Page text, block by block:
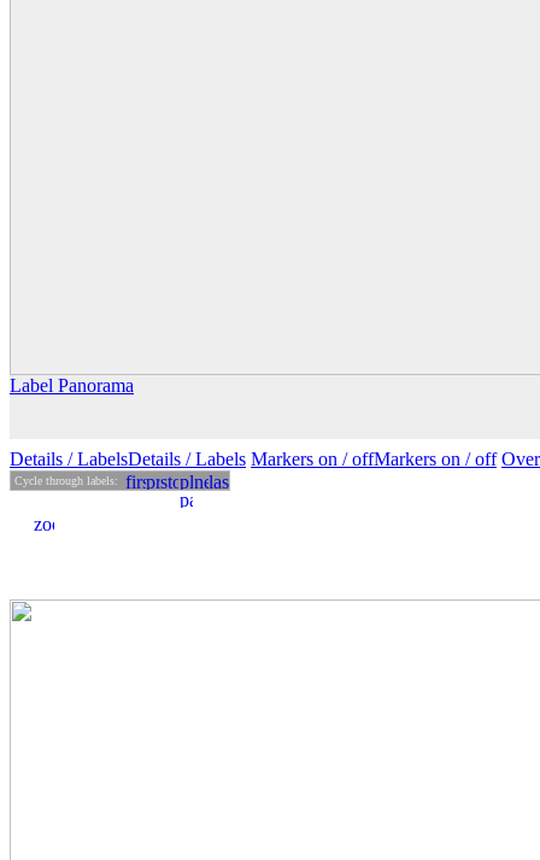
Label Panorama
Details / LabelsDetails /Labels Markers on /offMarkers on / off
Cycle through labels: